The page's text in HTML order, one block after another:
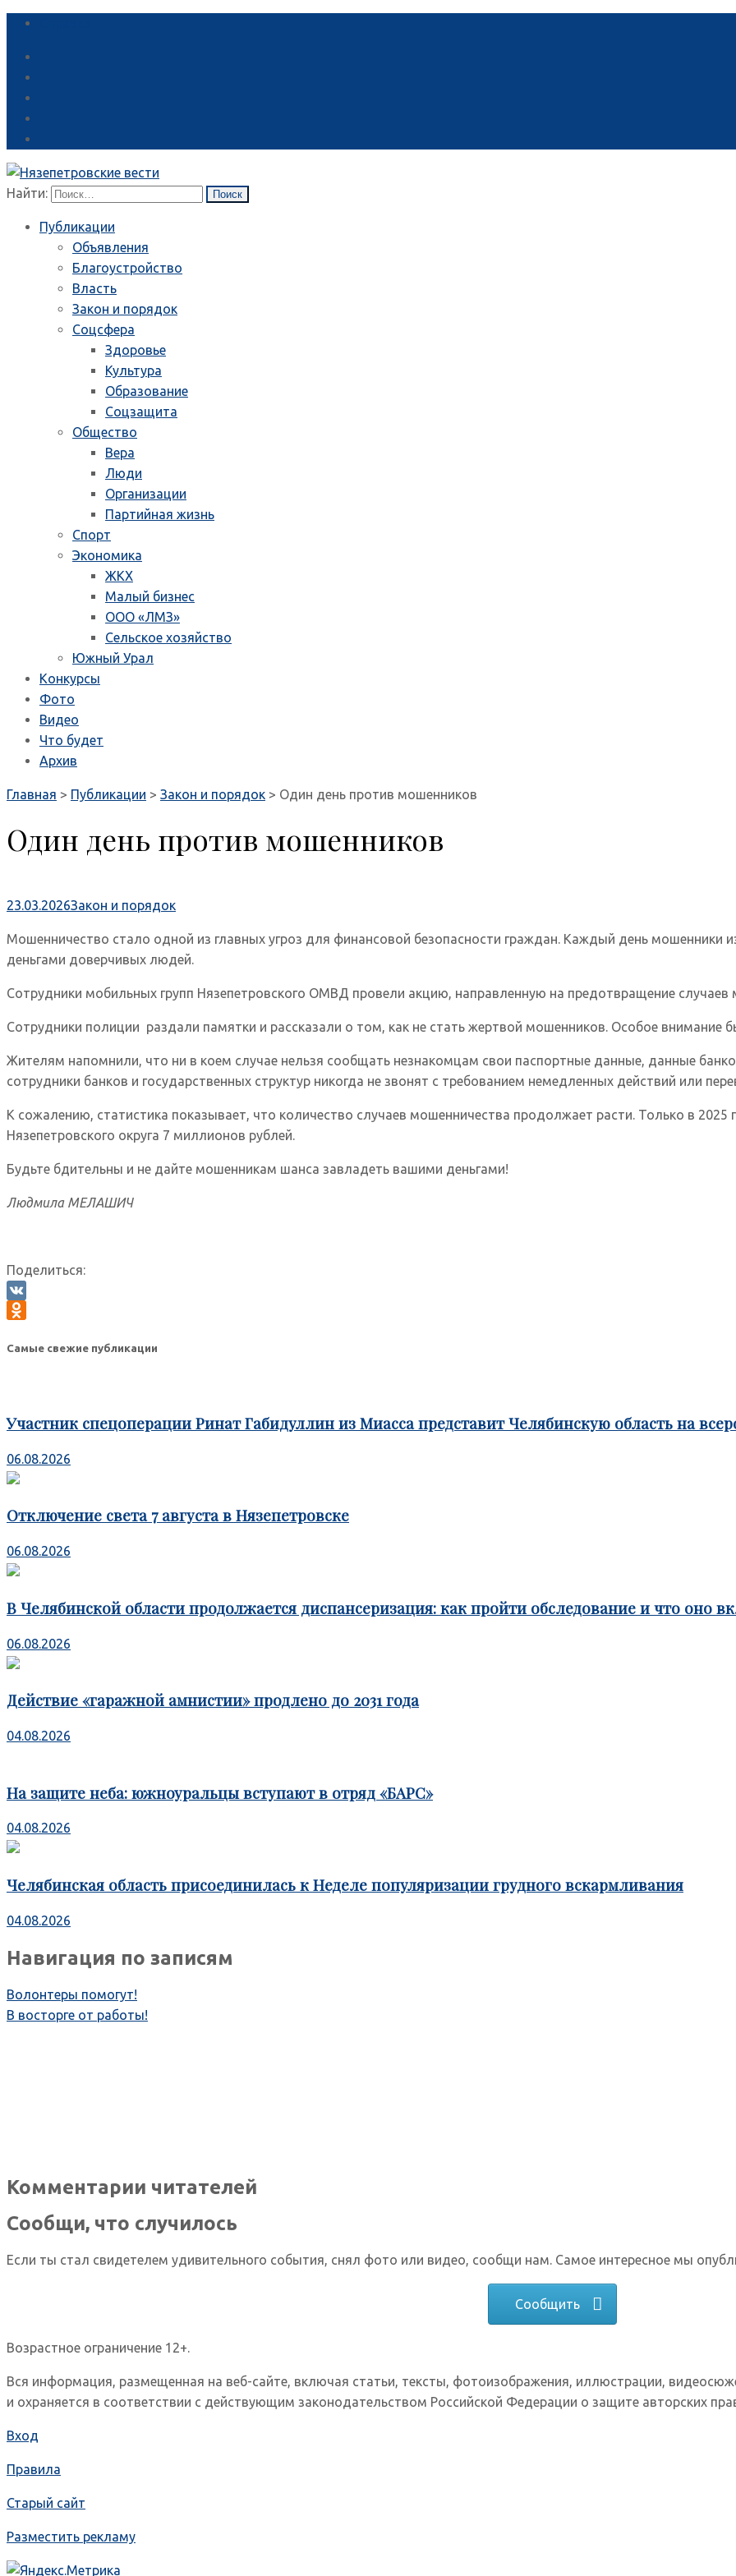
Найти:
Публикации
Объявления
Благоустройство
Власть
Закон и порядок
Соцсфера
Здоровье
Культура
Образование
Соцзащита
Общество
Вера
Люди
Организации
Партийная жизнь
Спорт
Экономика
ЖКХ
Малый бизнес
ООО «ЛМЗ»
Сельское хозяйство
Южный Урал
Конкурсы
Фото
Видео
Что будет
Архив
Главная > Публикации > Закон и порядок > Один день против мошенников
Один день против мошенников
23.03.2026Закон и порядок
Мошенничество стало одной из главных угроз для финансовой безопасности граждан. Каждый день мошенники
деньгами доверчивых людей.
Сотрудники мобильных групп Нязепетровского ОМВД провели акцию, направленную на предотвращение случаев
Сотрудники полиции раздали памятки и рассказали о том, как не стать жертвой мошенников. Особое
Жителям напомнили, что ни в коем случае нельзя сообщать незнакомцам свои паспортные данные, данные
сотрудники банков и государственных структур никогда не звонят с требованием немедленных действий или
К сожалению, статистика показывает, что количество случаев мошенничества продолжает расти. Только в
Нязепетровского округа 7 миллионов рублей.
Будьте бдительны и не дайте мошенникам шанса завладеть вашими деньгами!
Людмила МЕЛАШИЧ
Поделиться:
VK
Самые свежие публикации
Участник спецоперации Ринат Габидуллин из Миасса представит Челябинскую область на
06.08.2026
Отключение света 7 августа в Нязепетровске
06.08.2026
В Челябинской области продолжается диспансеризация: как пройти обследование и что оно
06.08.2026
Действие «гаражной амнистии» продлено до 2031 года
04.08.2026
На защите неба: южноуральцы вступают в отряд «БАРС»
04.08.2026
Челябинская область присоединилась к Неделе популяризации грудного вскармливания
04.08.2026
Навигация по записям
Волонтеры помогут!
В восторге от работы!
Комментарии читателей
Сообщи, что случилось
Если ты стал свидетелем удивительного события, снял фото или видео, сообщи нам. Самое интересное мы
Сообщить
Возрастное ограничение 12+.
Вся информация, размещенная на веб-сайте, включая статьи, тексты, фотоизображения, иллюстрации,
и охраняется в соответствии с действующим законодательством Российской Федерации о защите авторских
Вход
Правила
Старый сайт
Разместить рекламу